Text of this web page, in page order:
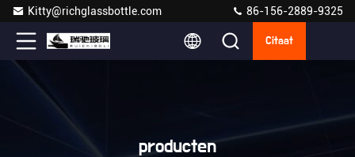
Kitty@richglassbottle.com 86-156-2889-9325
Citaat
producten